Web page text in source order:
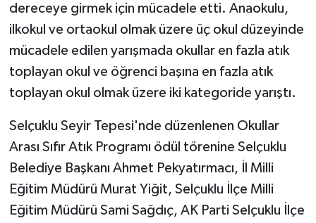
dereceye girmek için mücadele etti. Anaokulu,
ilkokul ve ortaokul olmak üzere üç okul düzeyinde
mücadele edilen yarışmada okullar en fazla atık
toplayan okul ve öğrenci başına en fazla atık
toplayan okul olmak üzere iki kategoride yarıştı.
Selçuklu Seyir Tepesi'nde düzenlenen Okullar
Arası Sıfır Atık Programı ödül törenine Selçuklu
Belediye Başkanı Ahmet Pekyatırmacı, İl Milli
Eğitim Müdürü Murat Yiğit, Selçuklu İlçe Milli
Eğitim Müdürü Sami Sağdıç, AK Parti Selçuklu İlçe